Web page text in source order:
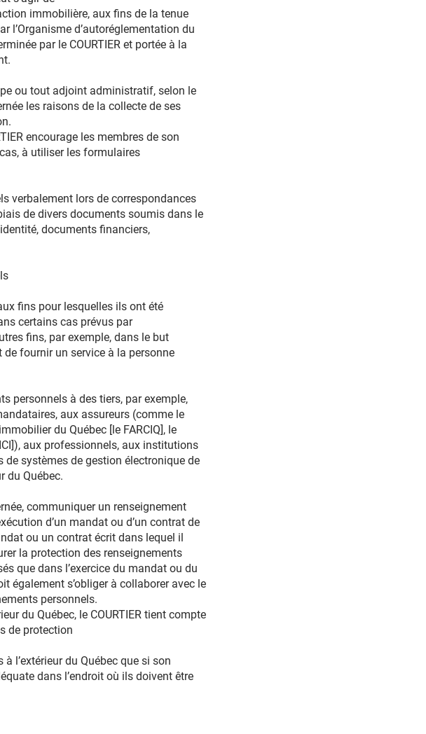
immobilière, aux fins de la tenue
l’Organisme d’autoréglementation du
par le COURTIER et portée à la
ou tout adjoint administratif, selon le
les raisons de la collecte de ses
encourage les membres de son
à utiliser les formulaires
verbalement lors de correspondances
de divers documents soumis dans le
documents financiers,
fins pour lesquelles ils ont été
certains cas prévus par
fins, par exemple, dans le but
fournir un service à la personne
personnels à des tiers, par exemple,
aux assureurs (comme le
du Québec [le FARCIQ], le
aux professionnels, aux institutions
systèmes de gestion électronique de
du Québec.
communiquer un renseignement
d’un mandat ou d’un contrat de
ou un contrat écrit dans lequel il
la protection des renseignements
que dans l’exercice du mandat ou du
également s’obliger à collaborer avec le
personnels.
du Québec, le COURTIER tient compte
de protection
l’extérieur du Québec que si son
dans l’endroit où ils doivent être